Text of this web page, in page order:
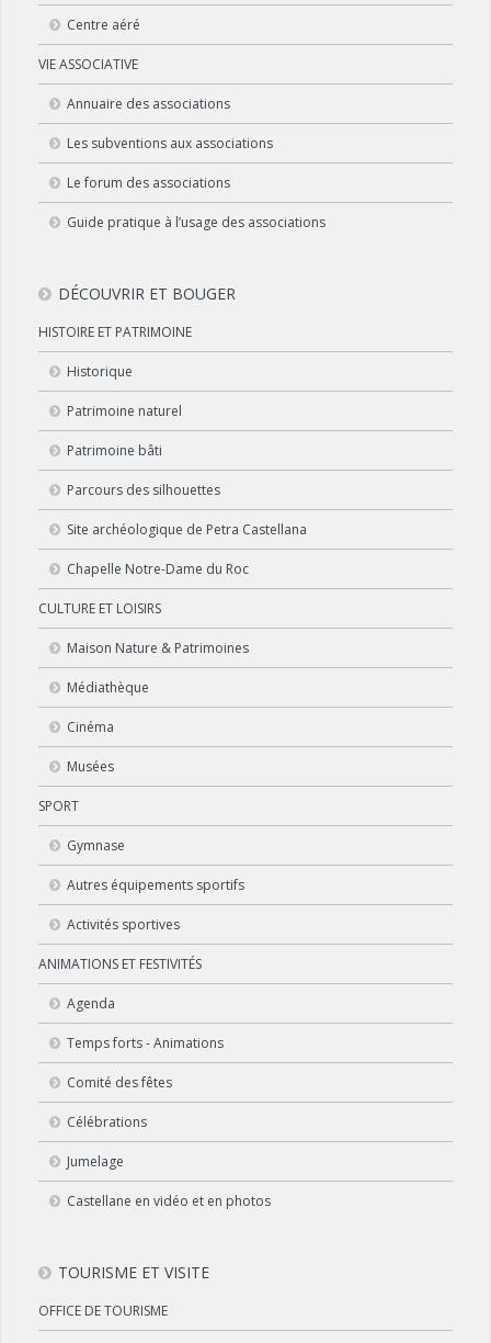
Centre aéré
VIE ASSOCIATIVE
Annuaire des associations
Les subventions aux associations
Le forum des associations
Guide pratique à l’usage des associations
DÉCOUVRIR ET BOUGER
HISTOIRE ET PATRIMOINE
Historique
Patrimoine naturel
Patrimoine bâti
Parcours des silhouettes
Site archéologique de Petra Castellana
Chapelle Notre-Dame du Roc
CULTURE ET LOISIRS
Maison Nature & Patrimoines
Médiathèque
Cinéma
Musées
SPORT
Gymnase
Autres équipements sportifs
Activités sportives
ANIMATIONS ET FESTIVITÉS
Agenda
Temps forts - Animations
Comité des fêtes
Célébrations
Jumelage
Castellane en vidéo et en photos
TOURISME ET VISITE
OFFICE DE TOURISME